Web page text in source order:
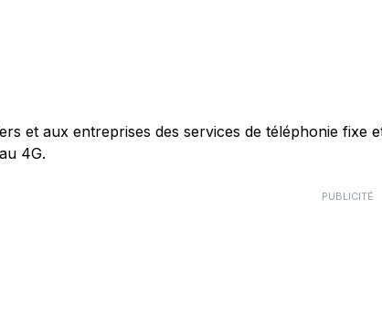
et aux entreprises des services de téléphonie fixe
4G.
PUBLICITÉ